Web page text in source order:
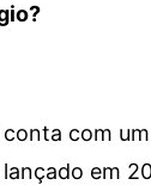
com
em